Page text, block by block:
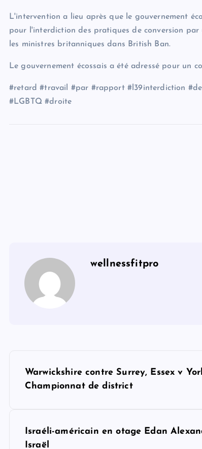
L'intervention a lieu après que le gouvernement
pour l'interdiction des pratiques de conversion
les ministres britanniques dans British Ban.
Le gouvernement écossais a été adressé pour un
#retard #travail #par #rapport #l39interdiction
#LGBTQ #droite
wellnessfitpro
Warwickshire contre Surrey, Essex v
Championnat de district
Israéli-américain en otage Edan
Israël